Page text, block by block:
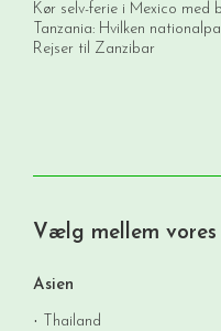
Kør selv-ferie i Mexico med
Tanzania: Hvilken
Rejser til Zanzibar
Vælg mellem
Asien
Thailand